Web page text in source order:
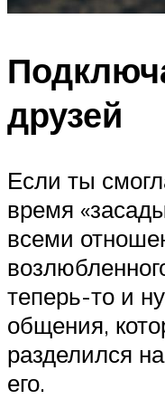
друзей
Если ты
время
всеми
теперь-то и
общения,
разделился
его.